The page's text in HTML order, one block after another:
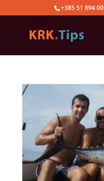
+385 51 894